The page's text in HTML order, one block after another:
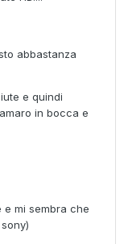
abbastanza
e quindi
in bocca e
e mi sembra che